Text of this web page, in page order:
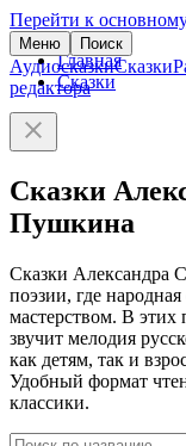
Перейти к
Меню Поиск
АудиосказкиСказки
редактора
Главная
Сказки
Сказки
Пушкина
Сказки Александра
поэзии, где
мастерством. В этих
звучит мелодия
как детям, так и
Удобный формат
классики.